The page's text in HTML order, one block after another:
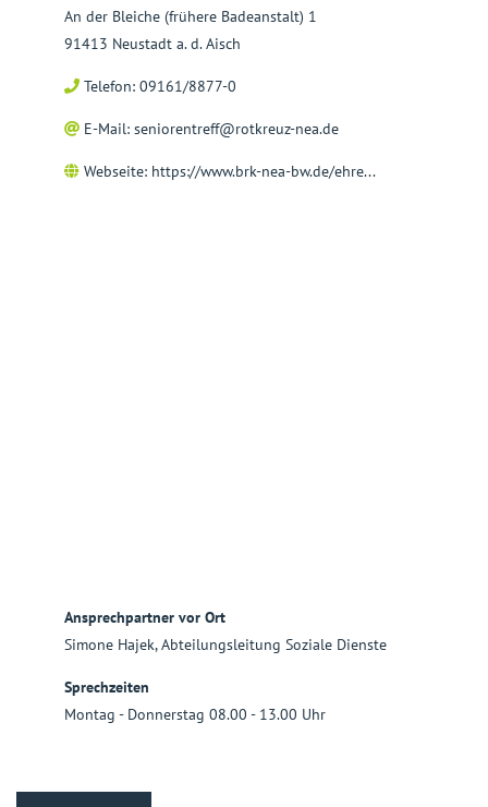
An der Bleiche (frühere Badeanstalt) 1
91413 Neustadt a. d. Aisch
Telefon: 09161/8877-0
E-Mail: seniorentreff@rotkreuz-nea.de
Webseite: https://www.brk-nea-bw.de/ehre...
Ansprechpartner vor Ort
Simone Hajek, Abteilungsleitung Soziale Dienste
Sprechzeiten
Montag - Donnerstag 08.00 - 13.00 Uhr